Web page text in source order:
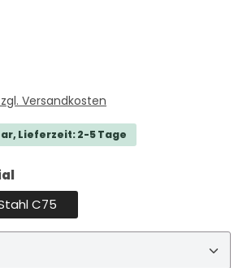
Versandkosten
Lieferzeit: 2-5 Tage
C75
Gib den gewünschten Wert